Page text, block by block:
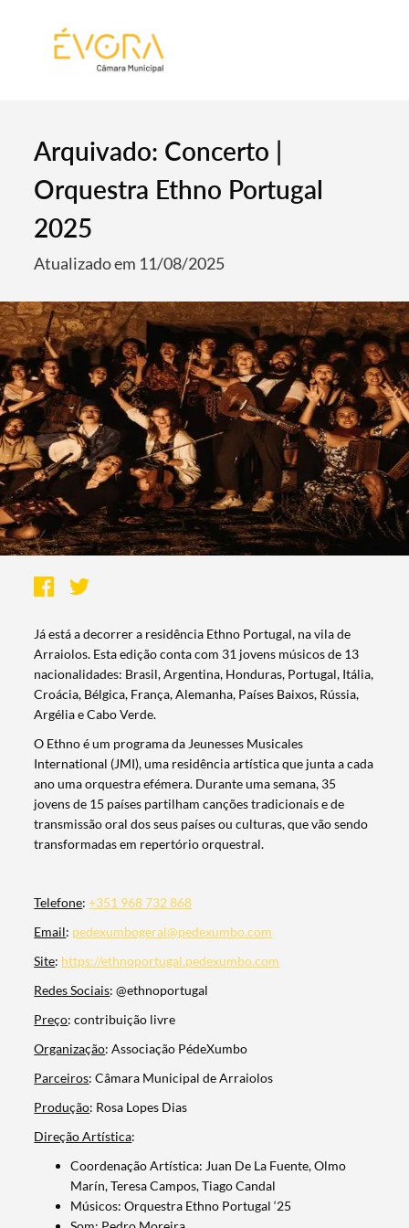
Arquivado: Concerto |
Orquestra Ethno Portugal
2025
Atualizado em 11/08/2025
Já está a decorrer a residência Ethno Portugal, na vila de
Arraiolos. Esta edição conta com 31 jovens músicos de 13
nacionalidades: Brasil, Argentina, Honduras, Portugal, Itália,
Croácia, Bélgica, França, Alemanha, Países Baixos, Rússia,
Argélia e Cabo Verde.
O Ethno é um programa da Jeunesses Musicales
International (JMI), uma residência artística que junta a cada
ano uma orquestra efémera. Durante uma semana, 35
jovens de 15 países partilham canções tradicionais e de
transmissão oral dos seus países ou culturas, que vão sendo
transformadas em repertório orquestral.
Telefone:+351 968 732 868
Email: pedexumbogeral@pedexumbo.com
Site: https://ethnoportugal.pedexumbo.com
Redes Sociais: @ethnoportugal
Preço: contribuição livre
Organização: Associação PédeXumbo
Parceiros: Câmara Municipal de Arraiolos
Produção: Rosa Lopes Dias
Direção Artística:
Coordenação Artística: Juan De La Fuente, Olmo
Marín, Teresa Campos, Tiago Candal
Músicos: Orquestra Ethno Portugal ‘25